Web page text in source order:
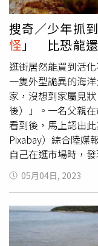
的章魚，讓她驚呼
據澳洲的《9News
雪梨的布萊利
特格斯海灘
章魚，體型相當巨
海灘上慢慢移動，
幕真的很不可思議
據環境而改變身體
牠們都能輕鬆偽裝
她第一次見到身形
上。沒想到這分享
萊利表示，「起初
到各國網友的回應
覆，「有時章魚跑
避鯊魚或其它掠食
大章魚其實體型並
太平洋巨型章魚」
搜奇／少年抓
怪 」 比恐龍
逛街居然能買到活
一隻外型詭異的海
家，沒想到家屬見
後）」。一名父親
看到後，馬上認出
Pixabay）綜合陸媒
自己在逛市場時，
是殼，長相相當奇
350元出售，但他認
此和向攤商殺價，
家，發現這隻海怪
趕緊聯繫當地農業
國家二級保護動物
05月04日, 2023